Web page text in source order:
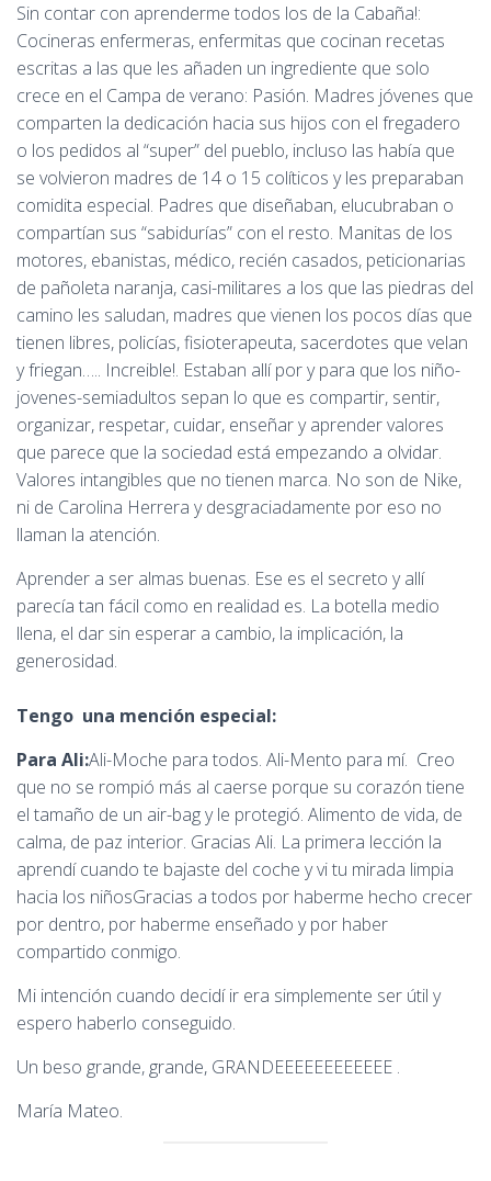
Sin contar con aprenderme todos los de la Cabaña!:
Cocineras enfermeras, enfermitas que cocinan recetas
escritas a las que les añaden un ingrediente que solo
crece en el Campa de verano: Pasión. Madres jóvenes que
comparten la dedicación hacia sus hijos con el fregadero
o los pedidos al “super” del pueblo, incluso las había que
se volvieron madres de 14 o 15 colíticos y les preparaban
comidita especial. Padres que diseñaban, elucubraban o
compartían sus “sabidurías” con el resto. Manitas de los
motores, ebanistas, médico, recién casados, peticionarias
de pañoleta naranja, casi-militares a los que las piedras del
camino les saludan, madres que vienen los pocos días que
tienen libres, policías, fisioterapeuta, sacerdotes que velan
y friegan….. Increible!. Estaban allí por y para que los niño-
jovenes-semiadultos sepan lo que es compartir, sentir,
organizar, respetar, cuidar, enseñar y aprender valores
que parece que la sociedad está empezando a olvidar.
Valores intangibles que no tienen marca. No son de Nike,
ni de Carolina Herrera y desgraciadamente por eso no
llaman la atención.
Aprender a ser almas buenas. Ese es el secreto y allí
parecía tan fácil como en realidad es. La botella medio
llena, el dar sin esperar a cambio, la implicación, la
generosidad.
Tengo una mención especial:
Para Ali:Ali-Moche para todos. Ali-Mento para mí. Creo
que no se rompió más al caerse porque su corazón tiene
el tamaño de un air-bag y le protegió. Alimento de vida, de
calma, de paz interior. Gracias Ali. La primera lección la
aprendí cuando te bajaste del coche y vi tu mirada limpia
hacia los niños­­­­­­­­­­­­­­­Gracias a todos por haberme hecho crecer
por dentro, por haberme enseñado y por haber
compartido conmigo.
Mi intención cuando decidí ir era simplemente ser útil y
espero haberlo conseguido.
Un beso grande, grande, GRANDEEEEEEEEEEEE .
María Mateo.